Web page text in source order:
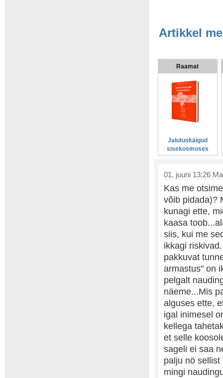
Artikkel
Raamat
Jalutuskäigud
sisekosmoses
01. juuni 13:26
Kas me
võib pidada)?
kunagi ette,
kaasa
siis, kui me
ikkagi
pakkuvat
armastus" on
pelgalt
näeme...Mis
alguses ette,
igal inimesel
kellega
et selle
sageli ei saa
palju nö
mingi